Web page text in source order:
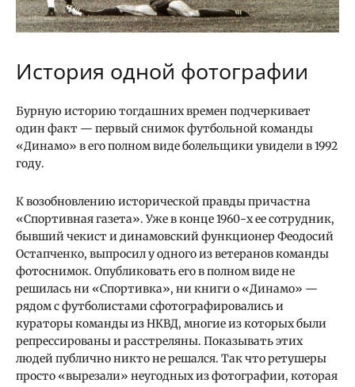
История одной фотографии
Бурную историю тогдашних времен подчеркивает
один факт — первый снимок футбольной команды
«Динамо» в его полном виде болельщики увидели в 1992
году.
К возобновлению исторической правды причастна
«Спортивная газета». Уже в конце 1960-х ее сотрудник,
бывший чекист и динамовский функционер Феодосий
Остапченко, выпросил у одного из ветеранов команды
фотоснимок. Опубликовать его в полном виде не
решилась ни «Спортивка», ни книги о «Динамо» —
рядом с футболистами сфотографировались и
кураторы команды из НКВД, многие из которых были
репрессированы и расстреляны. Показывать этих
людей публично никто не решался. Так что ретушеры
просто «вырезали» неугодных из фотографии, которая